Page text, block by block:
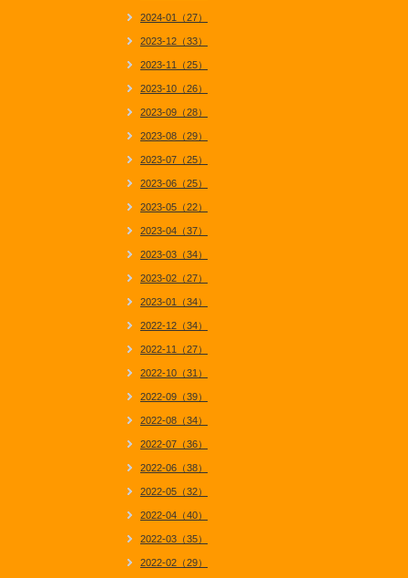
2024-01（27）
2023-12（33）
2023-11（25）
2023-10（26）
2023-09（28）
2023-08（29）
2023-07（25）
2023-06（25）
2023-05（22）
2023-04（37）
2023-03（34）
2023-02（27）
2023-01（34）
2022-12（34）
2022-11（27）
2022-10（31）
2022-09（39）
2022-08（34）
2022-07（36）
2022-06（38）
2022-05（32）
2022-04（40）
2022-03（35）
2022-02（29）